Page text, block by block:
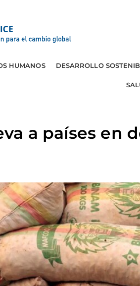
HUMANOS DESARROLLO
a países en